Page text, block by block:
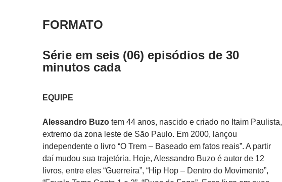
FORMATO
Série em seis (06) episódios de 30
minutos cada
EQUIPE
Alessandro Buzo tem 44 anos, nascido e criado no Itaim Paulista,
extremo da zona leste de São Paulo. Em 2000, lançou
independente o livro “O Trem – Baseado em fatos reais”. A partir
daí mudou sua trajetória. Hoje, Alessandro Buzo é autor de 12
livros, entre eles “Guerreira”, “Hip Hop – Dentro do Movimento”,